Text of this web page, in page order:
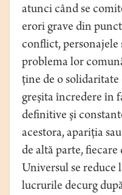
atunci când se
erori grave din
conflict, personajele
problema lor
ţine de o solidaritate
greşita încredere în
definitive şi
acestora, apariţia
de altă parte,
Universul se reduce
lucrurile decurg